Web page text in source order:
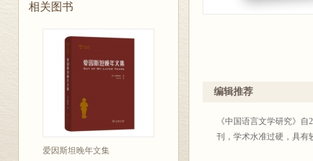
相关图书
爱因斯坦晚年文集
编辑推荐
《中国语言文学研究》
刊，学术水准过硬，具有